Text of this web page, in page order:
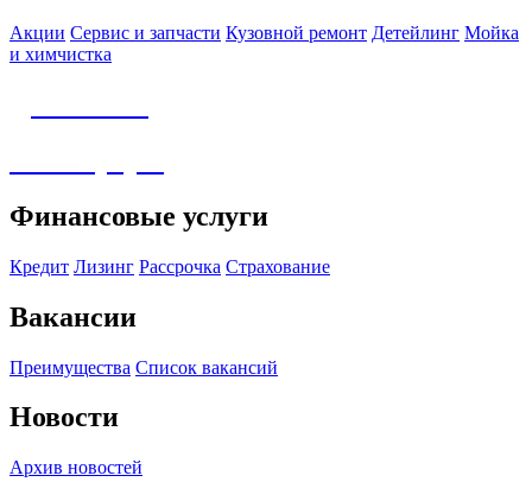
Акции Сервис и запчасти Кузовной ремонт Детейлинг Мойка
и химчистка
Финансовые услуги
Кредит Лизинг Рассрочка Страхование
Вакансии
Преимущества Список вакансий
Новости
Архив новостей